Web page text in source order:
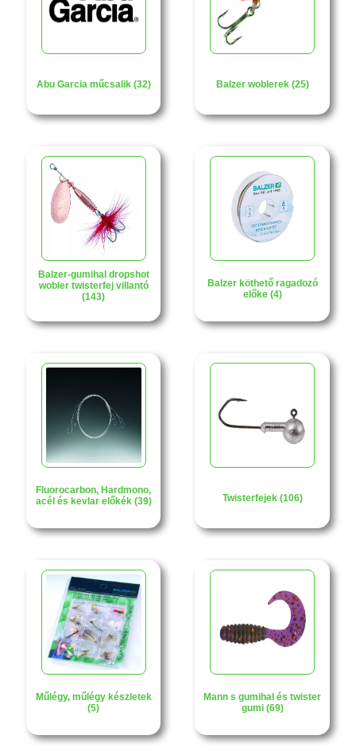
Abu Garcia műcsalik (32) Balzer woblerek (25)
Balzer-gumihal dropshot
wobler twisterfej villantó
(143)
Balzer köthető ragadozó
előke (4)
Fluorocarbon, Hardmono,
acél és kevlar előkék (39)
Twisterfejek (106)
Műlégy, műlégy készletek
(5)
Mann s gumihal és twister
gumi (69)